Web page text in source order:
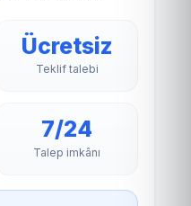
Ücretsiz
Teklif talebi
7/24
Talep imkânı